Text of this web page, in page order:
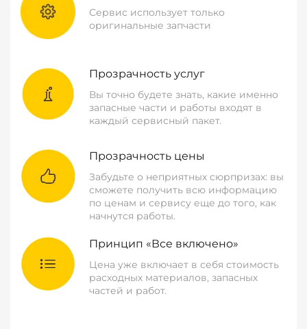
Сервис использует только
оригинальные запчасти
Прозрачность услуг
Вы точно будете знать, какие именно
запасные части и работы входят в
каждый сервисный пакет.
Прозрачность цены
Забудьте о неприятных сюрпризах: вы
сможете получить всю информацию
по ценам и сервису еще до того, как
начнутся работы.
Принцип «Все включено»
Цена уже включает в себя стоимость
расходных материалов, запасных
частей и работ.